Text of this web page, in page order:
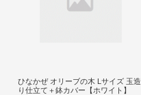
ひなかぜ オリーブの木 Lサイズ 玉造
り仕立て＋鉢カバー【ホワイト】